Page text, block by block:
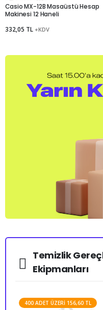
Casio MX-12B Masaüstü Hesap
Makinesi 12 Haneli
332,05 TL +KDV
Temizlik
Ekipmanları
400 ADET ÜZERI 156,60 TL